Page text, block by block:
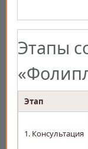
Этапы
Этап
1. Консультация